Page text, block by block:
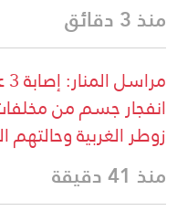
منذ 3 دقائق
انفجار جسم من
زوطر الغربية
منذ 41 دقيقة